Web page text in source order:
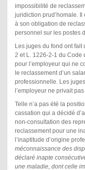
impossibilité de
juridiction prud’homale.
à son obligation de
personnel sur les postes
Les juges du fond ont
2 et L. 1226-2-1 du Code
pour l’employeur qui ne
le reclassement d’un
professionnelle. Les
l’employeur ne privait
Telle n’a pas été la
cassation qui a décidé
non-consultation des
reclassement pour une
l’inaptitude d’origine
méconnaissance des
déclaré inapte
une maladie, dont celle